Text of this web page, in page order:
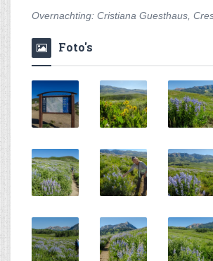
Overnachting: Cristiana Guesthaus,
Foto's